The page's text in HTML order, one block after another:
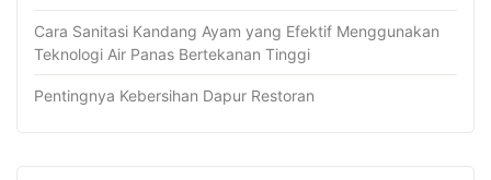
Cara Sanitasi Kandang Ayam yang Efektif Menggunakan
Teknologi Air Panas Bertekanan Tinggi
Pentingnya Kebersihan Dapur Restoran